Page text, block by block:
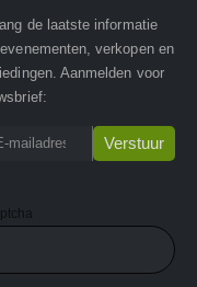
de laatste informatie
verkopen en
Aanmelden voor